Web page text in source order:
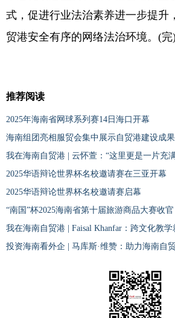
式，促进行业法治素养进一步提升
贸港安全有序的网络法治环境。(完
推荐阅读
2025年海南省网球系列赛14日海口开幕
海南组团亮相服贸会集中展示自贸港建设成果
我在海南自贸港 | 云怀萱：“这里更是一片充
2025华语辩论世界杯名校邀请赛在三亚开幕
2025华语辩论世界杯名校邀请赛启幕
“南国”杯2025海南省第十届旅游商品大赛收官
我在海南自贸港 | Faisal Khanfar：跨文化教
投资海南看外企 | 马库斯·维赞：助力海南自